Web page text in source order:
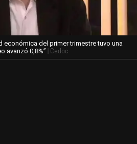
económica del primer trimestre tuvo una
avanzó 0,8%” | Cedoc